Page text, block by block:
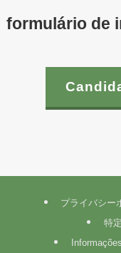
formulário de
プライバシー
特